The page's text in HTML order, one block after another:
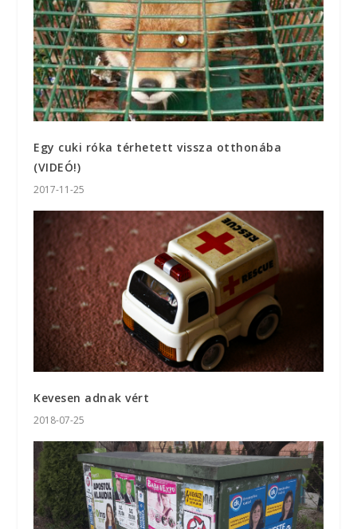
Egy cuki róka térhetett vissza otthonába
(VIDEÓ!)
2017-11-25
Kevesen adnak vért
2018-07-25